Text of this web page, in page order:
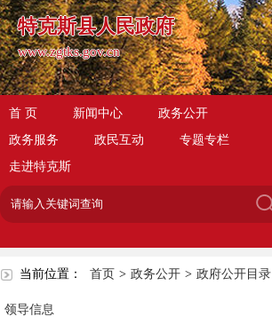
特克斯县人民政府
www.zgtks.gov.cn
首 页 新闻中心
政务公开
政务服务
政民互动
专题专栏
走进特克斯
当前位置： 首页 > 政务公开 > 政府公开目录
领导信息